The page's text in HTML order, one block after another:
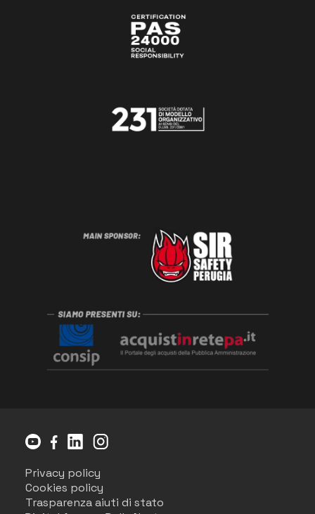
Privacy policy
Cookies policy
Trasparenza aiuti di stato